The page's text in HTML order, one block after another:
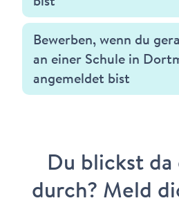
Bewerben, wenn du
an einer Schule in
angemeldet bist
Du blickst
durch? Meld